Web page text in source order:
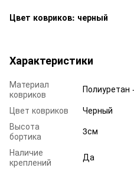
Цвет ковриков: черный
Характеристики
Материал
ковриков
Полиуретан
Цвет ковриков
Черный
Высота
бортика
3см
Наличие
креплений
Да